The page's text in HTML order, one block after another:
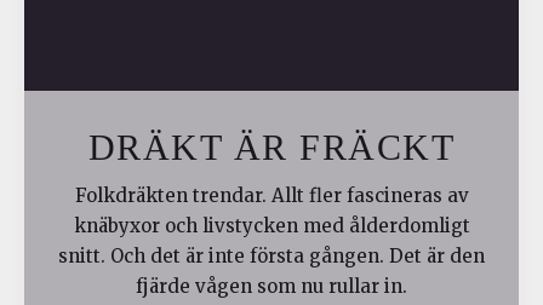
DRÄKT ÄR FRÄCKT
Folkdräkten trendar. Allt fler fascineras av
knäbyxor och livstycken med ålderdomligt
snitt. Och det är inte första gången. Det är den
fjärde vågen som nu rullar in.